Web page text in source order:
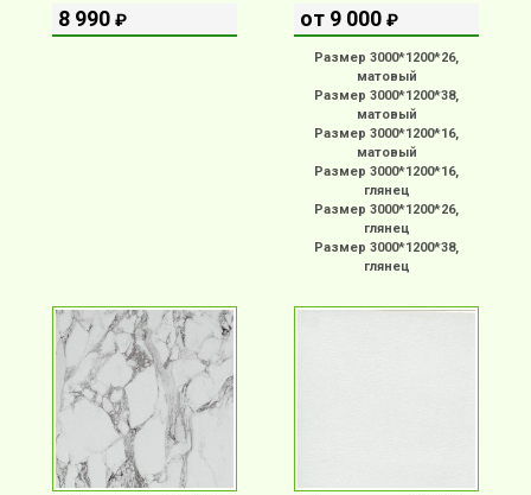
8 990 ₽ от 9 000 ₽
Размер 3000*1200*26,
матовый
Размер 3000*1200*38,
матовый
Размер 3000*1200*16,
матовый
Размер 3000*1200*16,
глянец
Размер 3000*1200*26,
глянец
Размер 3000*1200*38,
глянец